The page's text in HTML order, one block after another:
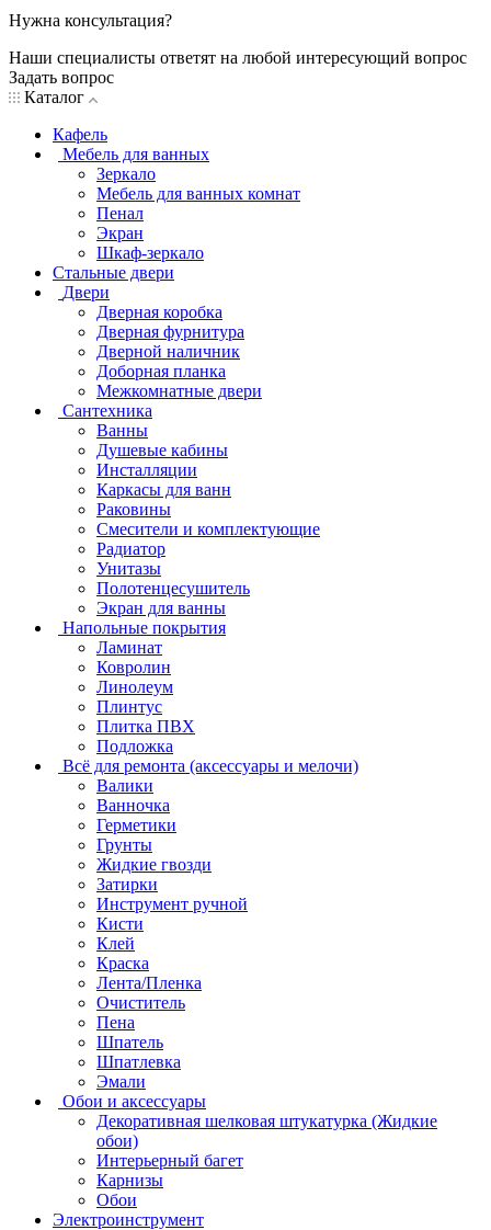
Нужна консультация?
Наши специалисты ответят на любой интересующий вопрос
Задать вопрос
Каталог
Кафель
Мебель для ванных
Зеркало
Мебель для ванных комнат
Пенал
Экран
Шкаф-зеркало
Стальные двери
Двери
Дверная коробка
Дверная фурнитура
Дверной наличник
Доборная планка
Межкомнатные двери
Сантехника
Ванны
Душевые кабины
Инсталляции
Каркасы для ванн
Раковины
Смесители и комплектующие
Радиатор
Унитазы
Полотенцесушитель
Экран для ванны
Напольные покрытия
Ламинат
Ковролин
Линолеум
Плинтус
Плитка ПВХ
Подложка
Всё для ремонта (аксессуары и мелочи)
Валики
Ванночка
Герметики
Грунты
Жидкие гвозди
Затирки
Инструмент ручной
Кисти
Клей
Краска
Лента/Пленка
Очиститель
Пена
Шпатель
Шпатлевка
Эмали
Обои и аксессуары
Декоративная шелковая штукатурка (Жидкие
обои)
Интерьерный багет
Карнизы
Обои
Электроинструмент